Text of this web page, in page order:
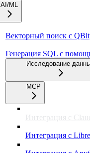
AI/ML
Векторный поиск с QBit
Генерация SQL с
Исследование
MCP
Интеграция с
Интеграция с